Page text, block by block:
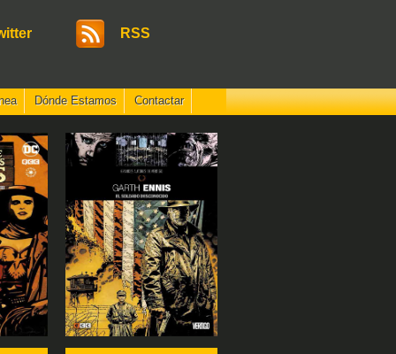
RSS
Dónde Estamos Contactar